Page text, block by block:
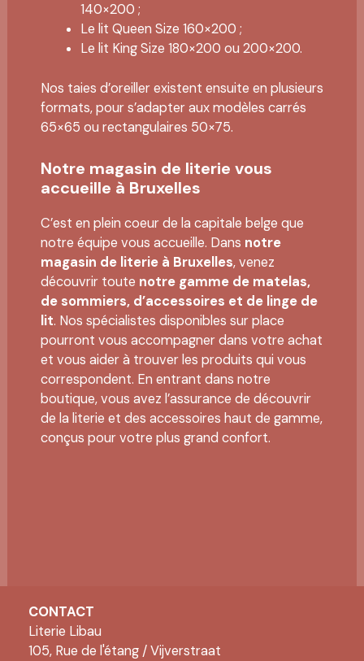
140×200 ;
Le lit Queen Size 160×200 ;
Le lit King Size 180×200 ou 200×200.
Nos taies d’oreiller existent ensuite en plusieurs
formats, pour s’adapter aux modèles carrés
65×65 ou rectangulaires 50×75.
Notre magasin de literie vous
accueille à Bruxelles
C’est en plein coeur de la capitale belge que
notre équipe vous accueille. Dans notre
magasin de literie à Bruxelles, venez
découvrir toute notre gamme de matelas,
de sommiers, d’accessoires et de linge de
lit. Nos spécialistes disponibles sur place
pourront vous accompagner dans votre achat
et vous aider à trouver les produits qui vous
correspondent. En entrant dans notre
boutique, vous avez l’assurance de découvrir
de la literie et des accessoires haut de gamme,
conçus pour votre plus grand confort.
CONTACT
Literie Libau
105, Rue de l'étang / Vijverstraat